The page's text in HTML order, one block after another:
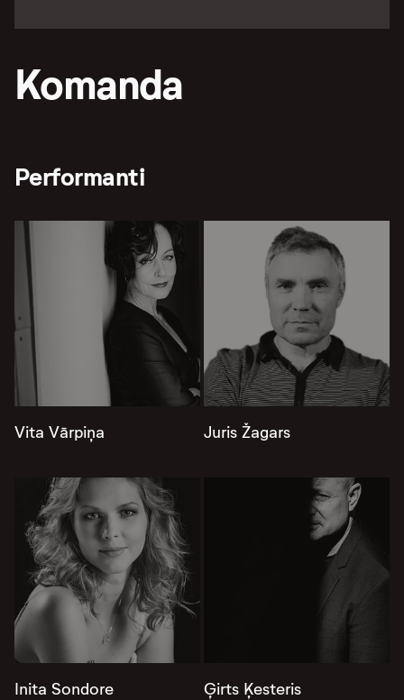
Komanda
Performanti
Vita Vārpiņa Juris Žagars
Inita Sondore Ģirts Ķesteris